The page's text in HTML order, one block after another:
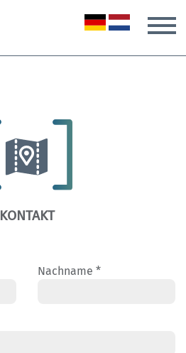
KONTAKT
Nachname *